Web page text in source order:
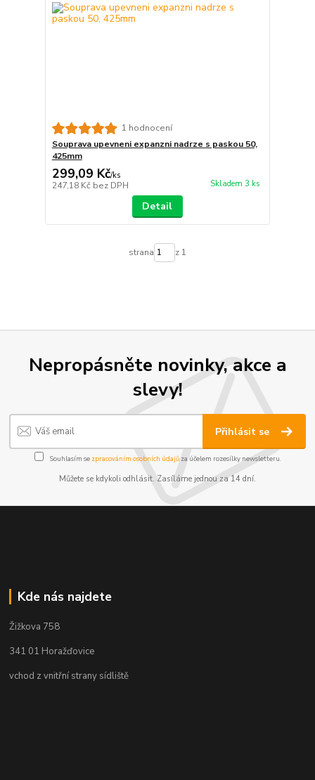
1 hodnocení
Souprava upevneni expanzni nadrze s paskou 50,
425mm
299,09 Kč/ks
247,18 Kč bez DPH Skladem 3 ks
Detail
strana z 1
Nepropásněte novinky, akce a
slevy!
Přihlásit se
Souhlasím se zpracováním osobních údajůza účelem rozesílky newsletteru.
Můžete se kdykoli odhlásit. Zasíláme jednou za 14 dní.
Kde nás najdete
Žižkova 758
341 01 Horažďovice
vchod z vnitřní strany sídliště